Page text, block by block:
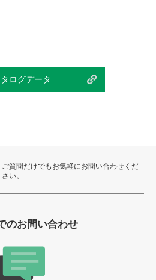
ログデータ
ご質問だけでもお気軽にお問い合わせくだ
さい。
のお問い合わせ